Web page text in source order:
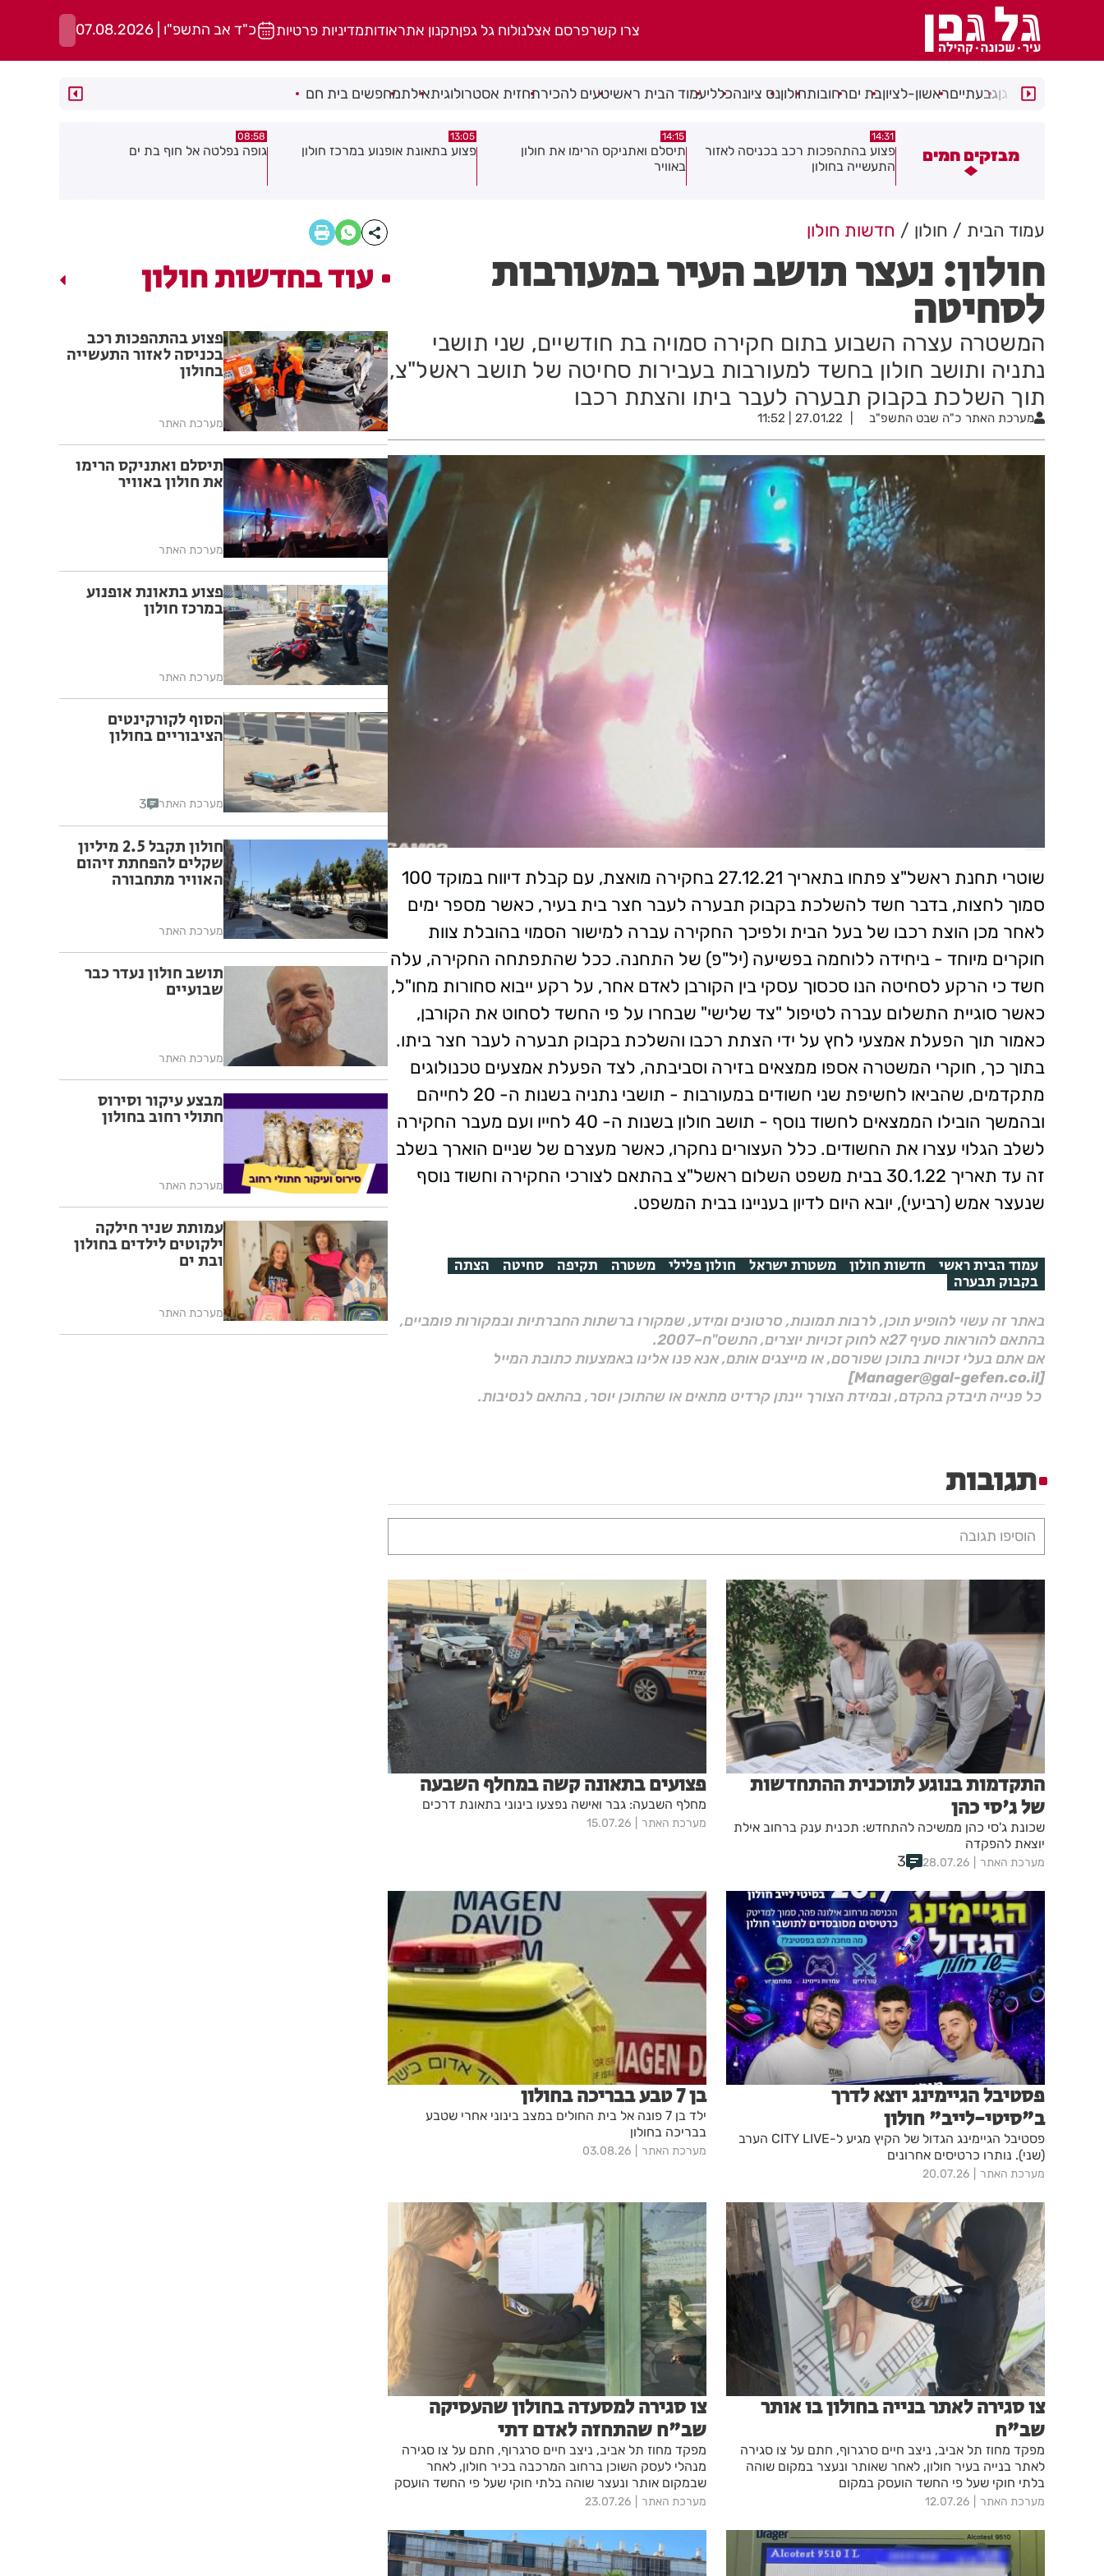
צרו קשרפרסם אצלנולוח גל גפןתקנון אתראודותמדיניות פרטיות כ"ד אב התשפ"ו | 07.08.2026
רמת גןגבעתייםראשון-לציוןבת יםרחובותחולוןנס ציונהכלליעמוד הבית ראשיטעים להכירתחזית אסטרולוגיתאילתמחפשים בית חם
מבזקים חמים
פצוע בהתהפכות רכב בכניסה לאזור
14:15
תיסלם ואתניקס הרימו את חולון
באוויר
13:05
פצוע בתאונת אופנוע במרכז חולון
08:58
גופה נפלטה אל חוף בת ים
08:29
חשד להצתה בשלושה מוקדים ברמת
עמוד הבית חולון חדשות חולון
חולון: נעצר תושב העיר במעורבות
לסחיטה
המשטרה עצרה השבוע בתום חקירה סמויה בת חודשיים, שני תושבי
נתניה ותושב חולון בחשד למעורבות בעבירות סחיטה של תושב ראשל"צ,
תוך השלכת בקבוק תבערה לעבר ביתו והצתת רכבו
מערכת האתר כ"ה שבט התשפ"ב 27.01.22 | 11:52
שוטרי תחנת ראשל"צ פתחו בתאריך 27.12.21 בחקירה מואצת, עם קבלת דיווח במוקד 100
סמוך לחצות, בדבר חשד להשלכת בקבוק תבערה לעבר חצר בית בעיר, כאשר מספר ימים
לאחר מכן הוצת רכבו של בעל הבית ולפיכך החקירה עברה למישור הסמוי בהובלת צוות
חוקרים מיוחד - ביחידה ללוחמה בפשיעה (יל"פ) של התחנה. ככל שהתפתחה החקירה, עלה
חשד כי הרקע לסחיטה הנו סכסוך עסקי בין הקורבן לאדם אחר, על רקע ייבוא סחורות מחו"ל,
כאשר סוגיית התשלום עברה לטיפול "צד שלישי" שבחרו על פי החשד לסחוט את הקורבן,
כאמור תוך הפעלת אמצעי לחץ על ידי הצתת רכבו והשלכת בקבוק תבערה לעבר חצר ביתו.
בתוך כך, חוקרי המשטרה אספו ממצאים בזירה וסביבתה, לצד הפעלת אמצעים טכנולוגים
מתקדמים, שהביאו לחשיפת שני חשודים במעורבות - תושבי נתניה בשנות ה- 20 לחייהם
ובהמשך הובילו הממצאים לחשוד נוסף - תושב חולון בשנות ה- 40 לחייו ועם מעבר החקירה
לשלב הגלוי עצרו את החשודים. כלל העצורים נחקרו, כאשר מעצרם של שניים הוארך בשלב
זה עד תאריך 30.1.22 בבית משפט השלום ראשל"צ בהתאם לצורכי החקירה וחשוד נוסף
שנעצר אמש (רביעי), יובא היום לדיון בעניינו בבית המשפט.
עמוד הבית ראשי חדשות חולון משטרת ישראל חולון פלילי משטרה תקיפה סחיטה הצתה
בקבוק תבערה
באתר זה עשוי להופיע תוכן, לרבות תמונות, סרטונים ומידע, שמקורו ברשתות החברתיות ובמקורות פומביים,
בהתאם להוראות סעיף 27א לחוק זכויות יוצרים, התשס"ח–2007.
אם אתם בעלי זכויות בתוכן שפורסם, או מייצגים אותם, אנא פנו אלינו באמצעות כתובת המייל
[Manager@gal-gefen.co.il]
כל פנייה תיבדק בהקדם, ובמידת הצורך יינתן קרדיט מתאים או שהתוכן יוסר, בהתאם לנסיבות.
תגובות
הוסיפו תגובה
התקדמות בנוגע לתוכנית ההתחדשות
של ג'סי כהן
שכונת ג'סי כהן ממשיכה להתחדש: תכנית ענק ברחוב אילת
יוצאת להפקדה
מערכת האתר 28.07.26
3
פצועים בתאונה קשה במחלף השבעה
מחלף השבעה: גבר ואישה נפצעו בינוני בתאונת דרכים
מערכת האתר 15.07.26
פסטיבל הגיימינג יוצא לדרך
ב"סיטי-לייב" חולון
פסטיבל הגיימינג הגדול של הקיץ מגיע ל-CITY LIVE הערב
(שני). נותרו כרטיסים אחרונים
מערכת האתר 20.07.26
בן 7 טבע בבריכה בחולון
ילד בן 7 פונה אל בית החולים במצב בינוני אחרי שטבע
בבריכה בחולון
מערכת האתר 03.08.26
צו סגירה לאתר בנייה בחולון בו אותר
שב"ח
מפקד מחוז תל אביב, ניצב חיים סרגרוף, חתם על צו סגירה
לאתר בנייה בעיר חולון, לאחר שאותר ונעצר במקום שוהה
בלתי חוקי שעל פי החשד הועסק במקום
מערכת האתר 12.07.26
צו סגירה למסעדה בחולון שהעסיקה
שב"ח שהתחזה לאדם דתי
מפקד מחוז תל אביב, ניצב חיים סרגרוף, חתם על צו סגירה
מנהלי לעסק השוכן ברחוב המרכבה בכיר חולון, לאחר
שבמקום אותר ונעצר שוהה בלתי חוקי שעל פי החשד הועסק
במקום
מערכת האתר 23.07.26
עוד בחדשות חולון
פצוע בהתהפכות רכב
בכניסה לאזור התעשייה
בחולון
מערכת האתר
תיסלם ואתניקס הרימו
את חולון באוויר
מערכת האתר
פצוע בתאונת אופנוע
במרכז חולון
מערכת האתר
הסוף לקורקינטים
הציבוריים בחולון
מערכת האתר 3
חולון תקבל 2.5 מיליון
שקלים להפחתת זיהום
האוויר מתחבורה
מערכת האתר
תושב חולון נעדר כבר
שבועיים
מערכת האתר
מבצע עיקור וסירוס
חתולי רחוב בחולון
מערכת האתר
עמותת שניר חילקה
ילקוטים לילדים בחולון
ובת ים
מערכת האתר